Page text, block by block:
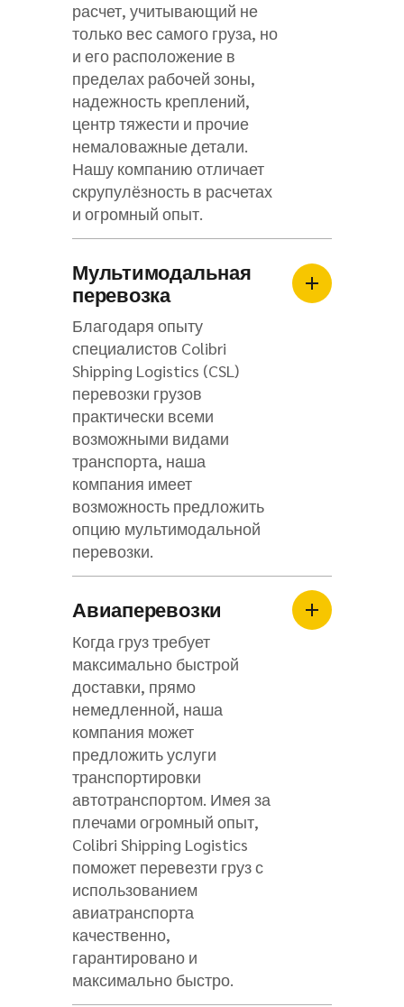
расчет, учитывающий не
только вес самого груза, но
и его расположение в
пределах рабочей зоны,
надежность креплений,
центр тяжести и прочие
немаловажные детали.
Нашу компанию отличает
скрупулёзность в расчетах
и огромный опыт.
Мультимодальная
перевозка
Благодаря опыту
специалистов Colibri
Shipping Logistics (CSL)
перевозки грузов
практически всеми
возможными видами
транспорта, наша
компания имеет
возможность предложить
опцию мультимодальной
перевозки.
Авиаперевозки
Когда груз требует
максимально быстрой
доставки, прямо
немедленной, наша
компания может
предложить услуги
транспортировки
автотранспортом. Имея за
плечами огромный опыт,
Colibri Shipping Logistics
поможет перевезти груз с
использованием
авиатранспорта
качественно,
гарантировано и
максимально быстро.